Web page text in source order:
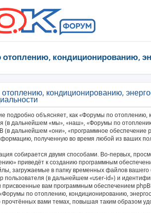
кондиционированию,
кондиционированию,
подробно объясняет, как «Форумы по отоплению,
(в дальнейшем «мы», «наш», «Форумы по
(в дальнейшем «они», «программное обеспечение
полученную во время любой из ваших
собирается двумя способами. Во-первых,
приведёт к созданию программным
загружаемые в папку временных файлов
пользователя (в дальнейшем «user-id») и
присвоенные вам программным обеспечением
по отоплению, кондиционированию,
вами темах, повышая таким образом